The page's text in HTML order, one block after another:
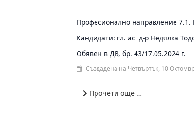
Професионално направление 7.1.
Кандидати: гл. ас. д-р Недялка
Обявен в ДВ, бр. 43/17.05.2024 г.
Създадена на Четвъртък, 10
Прочети още …